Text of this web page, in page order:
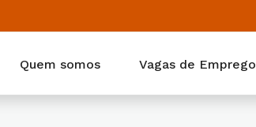
Quem somos Vagas de Emprego